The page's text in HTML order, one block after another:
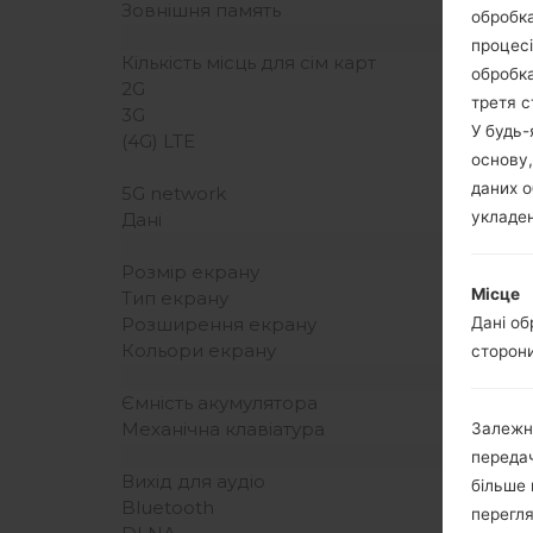
Зовнішня память
Кількість місць для сім карт
2G
3G
(4G) LTE
5G network
Дані
Розмір екрану
Тип екрану
Розширення екрану
Кольори екрану
Ємність акумулятора
Механічна клавіатура
Вихід для аудіо
Bluetooth
третя
У будь-
даних
Місце
Дані
більше